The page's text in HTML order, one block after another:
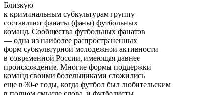
Близкую
к криминальным субкультурам группу
составляют фанаты (фаны) футбольных
команд. Сообщества футбольных фанатов
— одна из наиболее распространенных
форм субкультурной молодежной активности
в современной России, имеющая давнее
происхождение. Многие формы поддержки
команд своими болельщиками сложились
еще в 30-е годы, когда футбол был любительским
в полном смысле слова, и футболисты